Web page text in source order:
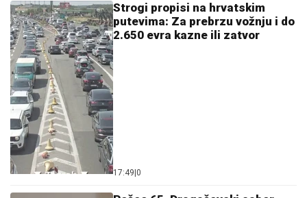
Strogi propisi na hrvatskim
putevima: Za prebrzu vožnju i do
2.650 evra kazne ili zatvor
17:49 0